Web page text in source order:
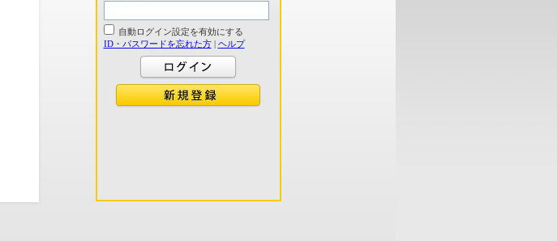
自動ログイン設定を有効にする
ID・パスワードを忘れた方| ヘルプ